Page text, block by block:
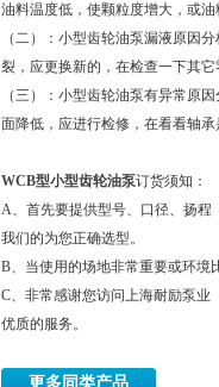
油料温度低，使颗粒度增大，或
（二）：小型齿轮油泵漏液原因
裂，应更换新的，在检查一下其
（三）：小型齿轮油泵有异常原
面降低，应进行检修，在看看轴
WCB型小型齿轮油泵订货须知：
A、首先要提供型号、口径、扬程
我们的为您正确选型。
B、当使用的场地非常重要或环境
C、非常感谢您访问上海耐励泵业
优质的服务。
更多同类产品